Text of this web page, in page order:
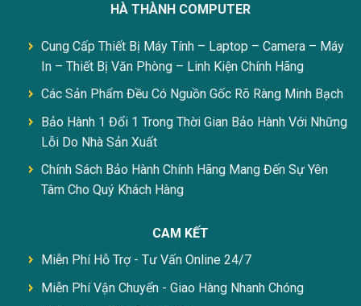
HÀ THÀNH COMPUTER
Cung Cấp Thiết Bị Máy Tính – Laptop – Camera – Máy
In – Thiết Bị Văn Phòng – Linh Kiện Chính Hãng
Các Sản Phẩm Đều Có Nguồn Gốc Rõ Ràng Minh Bạch
Bảo Hành 1 Đổi 1 Trong Thời Gian Bảo Hành Với Những
Lỗi Do Nhà Sản Xuất
Chính Sách Bảo Hành Chính Hãng Mang Đến Sự Yên
Tâm Cho Quý Khách Hàng
CAM KẾT
Miễn Phí Hỗ Trợ - Tư Vấn Online 24/7
Miễn Phí Vận Chuyển - Giao Hàng Nhanh Chóng